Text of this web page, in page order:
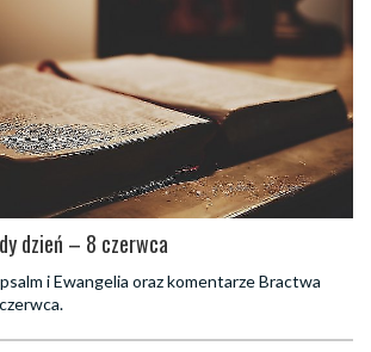
dzień – 8 czerwca
i Ewangelia oraz komentarze Bractwa